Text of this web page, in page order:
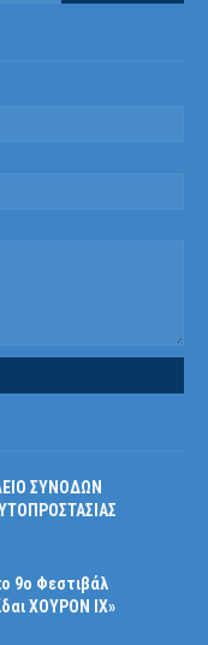
ΣΥΝΟΔΩΝ
9ο Φεστιβάλ
ΧΟΥΡΟΝ ΙΧ»